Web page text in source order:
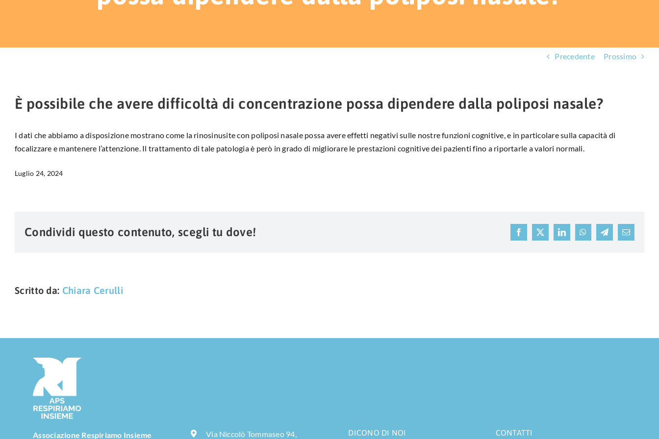
Precedente Prossimo
È possibile che avere difficoltà di concentrazione possa dipendere dalla poliposi nasale?
I dati che abbiamo a disposizione mostrano come la rinosinusite con poliposi nasale possa avere effetti negativi sulle nostre funzioni cognitive, e in particolare sulla capacità di
focalizzare e mantenere l’attenzione. Il trattamento di tale patologia è però in grado di migliorare le prestazioni cognitive dei pazienti fino a riportarle a valori normali.
Luglio 24, 2024
Condividi questo contenuto, scegli tu dove! Facebook
X LinkedInWhatsAppTelegramEmail
Scritto da: Chiara Cerulli
Associazione Respiriamo Insieme Via Niccolò Tommaseo 94, DICONO DI NOI CONTATTI